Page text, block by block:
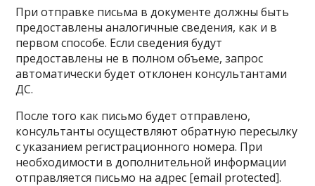
При отправке письма в документе должны быть
предоставлены аналогичные сведения, как и в
первом способе. Если сведения будут
предоставлены не в полном объеме, запрос
автоматически будет отклонен консультантами
ДС.
После того как письмо будет отправлено,
консультанты осуществляют обратную пересылку
с указанием регистрационного номера. При
необходимости в дополнительной информации
отправляется письмо на адрес [email protected].